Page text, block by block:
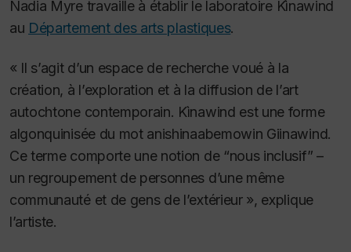
Nadia Myre travaille à établir le laboratoire Kìnawind
au Département des arts plastiques.
« Il s’agit d’un espace de recherche voué à la
création, à l’exploration et à la diffusion de l’art
autochtone contemporain. Kìnawind est une forme
algonquinisée du mot anishinaabemowin Giinawind.
Ce terme comporte une notion de “nous inclusif” –
un regroupement de personnes d’une même
communauté et de gens de l’extérieur », explique
l’artiste.